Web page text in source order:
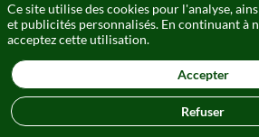
Ce site utilise des cookies pour l'analyse,
et publicités personnalisés. En continuant à
acceptez cette utilisation.
Accepter
Refuser